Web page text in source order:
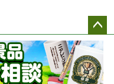
ペー
ジト
ップ